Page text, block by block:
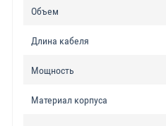
Объем
Длина кабеля
Мощность
Материал корпуса